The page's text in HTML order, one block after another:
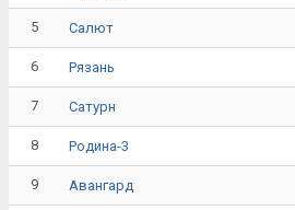
5 Салют
6 Рязань
7 Сатурн
8 Родина-3
9 Авангард